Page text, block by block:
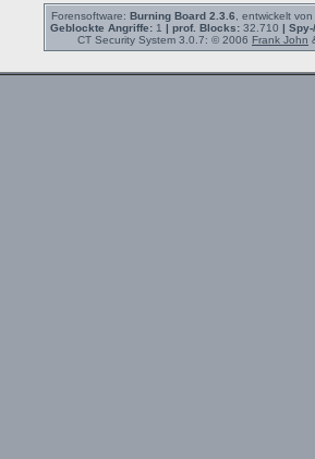
Forensoftware: Burning Board 2.3.6 , entwickelt von
Geblockte Angriffe:1 | prof. Blocks:32.710 |
CT Security System 3.0.7: © 2006 Frank John